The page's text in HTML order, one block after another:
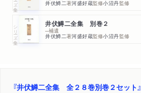
井伏鱒二著河盛好蔵監修小沼丹監修
シリーズ・全集 井伏鱒二全集 別巻２
─補遺
井伏鱒二著河盛好蔵監修小沼丹監修
『井伏鱒二全集 全２８巻別巻２セット